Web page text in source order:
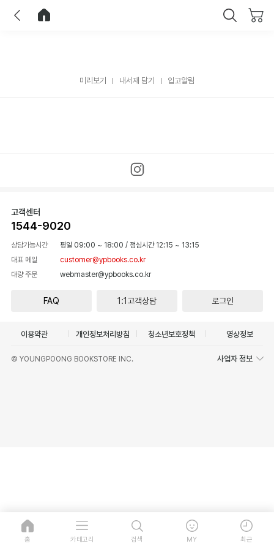
미리보기 내서재 담기 입고알림
고객센터
1544-9020
상담가능시간 평일 09:00 ~ 18:00 / 점심시간 12:15 ~ 13:15
대표 메일
customer@ypbooks.co.kr
대량 주문
webmaster@ypbooks.co.kr
FAQ 1:1고객상담 로그인
이용약관 개인정보처리방침 청소년보호정책 영상정보
© YOUNGPOONG BOOKSTORE INC. 사업자 정보
홈 카테고리 검색 MY 최근